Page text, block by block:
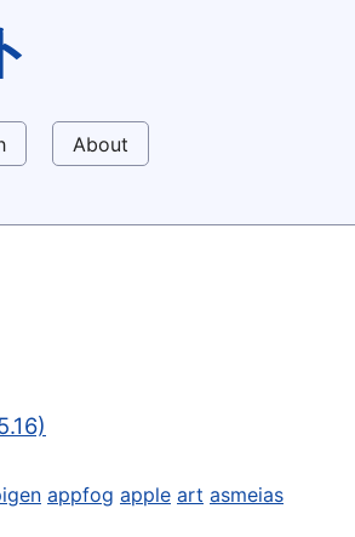
About
appfog apple art asmeias